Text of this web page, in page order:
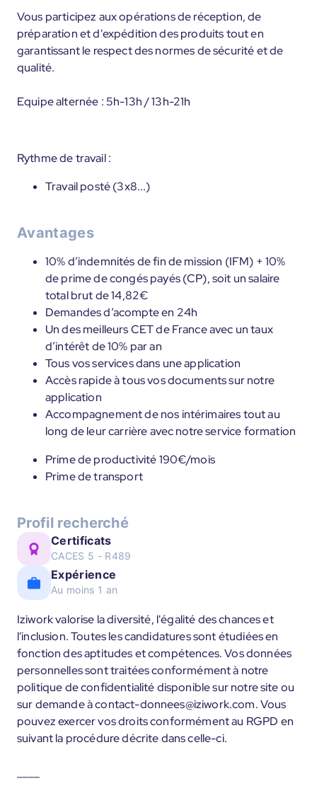
Vous participez aux opérations de réception, de
préparation et d'expédition des produits tout en
garantissant le respect des normes de sécurité et de
qualité.
Equipe alternée : 5h-13h / 13h-21h
Rythme de travail :
Travail posté (3x8...)
Avantages
10% d’indemnités de fin de mission (IFM) + 10%
de prime de congés payés (CP), soit un salaire
total brut de 14,82€
Demandes d’acompte en 24h
Un des meilleurs CET de France avec un taux
d’intérêt de 10% par an
Tous vos services dans une application
Accès rapide à tous vos documents sur notre
application
Accompagnement de nos intérimaires tout au
long de leur carrière avec notre service formation
Prime de productivité 190€/mois
Prime de transport
Profil recherché
Certificats
CACES 5 - R489
Expérience
Au moins 1 an
Iziwork valorise la diversité, l'égalité des chances et
l'inclusion. Toutes les candidatures sont étudiées en
fonction des aptitudes et compétences. Vos données
personnelles sont traitées conformément à notre
politique de confidentialité disponible sur notre site ou
sur demande à contact-donnees@iziwork.com. Vous
pouvez exercer vos droits conformément au RGPD en
suivant la procédure décrite dans celle-ci.